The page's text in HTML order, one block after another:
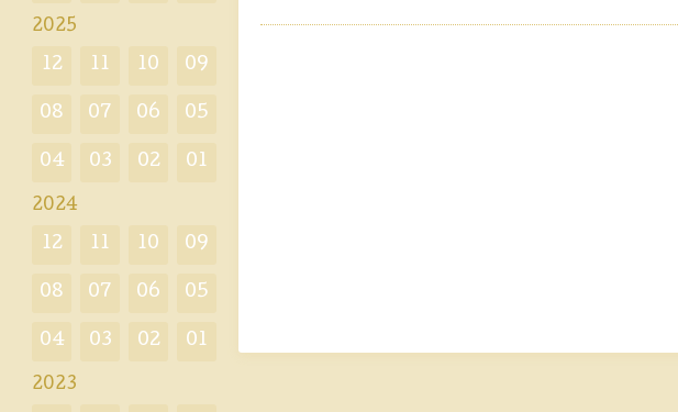
2025
12 11 10 09
08 07 06 05
04 03 02 01
2024
12 11 10 09
08 07 06 05
04 03 02 01
2023